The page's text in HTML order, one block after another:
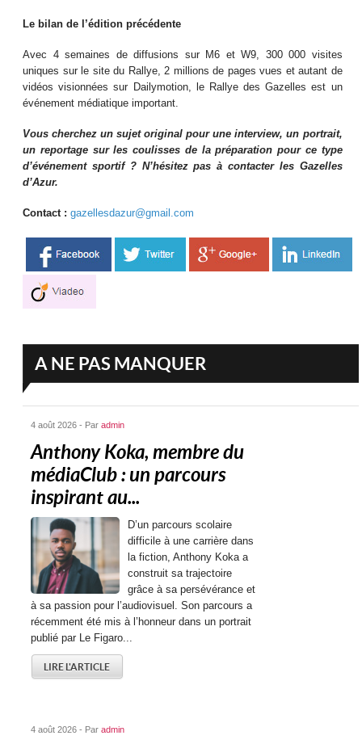
Le bilan de l’édition précédente
Avec 4 semaines de diffusions sur M6 et W9, 300 000 visites
uniques sur le site du Rallye, 2 millions de pages vues et autant de
vidéos visionnées sur Dailymotion, le Rallye des Gazelles est un
événement médiatique important.
Vous cherchez un sujet original pour une interview, un portrait,
un reportage sur les coulisses de la préparation pour ce type
d’événement sportif ? N’hésitez pas à contacter les Gazelles
d’Azur.
Contact : gazellesdazur@gmail.com
A NE PAS MANQUER
4 août 2026 - Paradmin
Anthony Koka, membre du
médiaClub : un parcours
inspirant au...
D’un parcours scolaire
difficile à une carrière dans
la fiction, Anthony Koka a
construit sa trajectoire
grâce à sa persévérance et
à sa passion pour l’audiovisuel. Son parcours a
récemment été mis à l’honneur dans un portrait
publié par Le Figaro...
LIRE L'ARTICLE
4 août 2026 - Paradmin